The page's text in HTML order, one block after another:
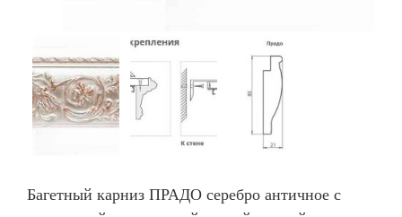
Багетный карниз ПРАДО серебро античное с